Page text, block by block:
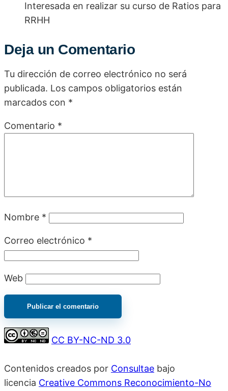
Interesada en realizar su curso de Ratios para
RRHH
Deja un Comentario
Tu dirección de correo electrónico no será
publicada. Los campos obligatorios están
marcados con *
Comentario *
Nombre *
Correo electrónico *
Web
CC BY-NC-ND 3.0
Contenidos creados por Consultae bajo
licencia Creative Commons Reconocimiento-No